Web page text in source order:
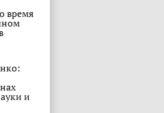
время
и